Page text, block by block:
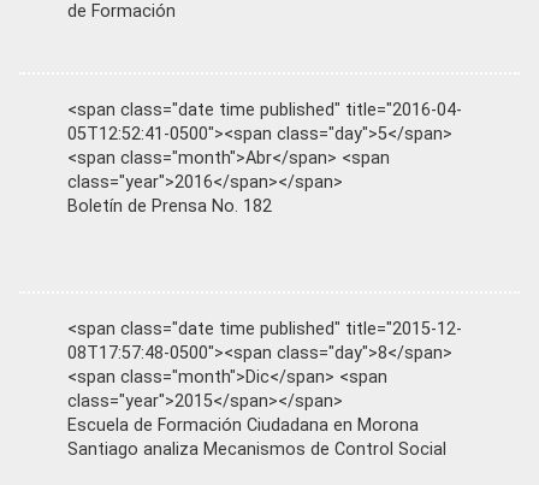
de Formación
<span class="date time published" title="2016-04-
05T12:52:41-0500"><span class="day">5</span>
<span class="month">Abr</span> <span
class="year">2016</span></span>
Boletín de Prensa No. 182
<span class="date time published" title="2015-12-
08T17:57:48-0500"><span class="day">8</span>
<span class="month">Dic</span> <span
class="year">2015</span></span>
Escuela de Formación Ciudadana en Morona
Santiago analiza Mecanismos de Control Social